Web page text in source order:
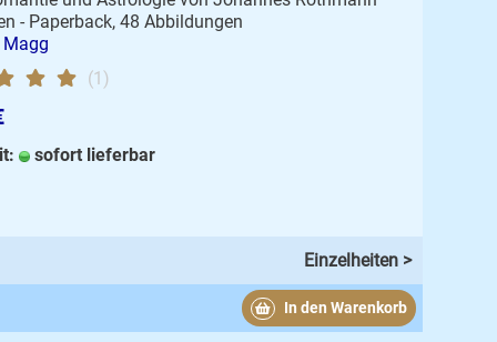
- Paperback, 48 Abbildungen
(1)
sofort lieferbar
Einzelheiten >
In den Warenkorb